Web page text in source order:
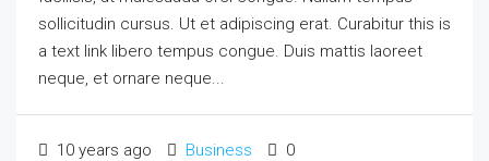
sollicitudin cursus. Ut et adipiscing erat. Curabitur this is
a text link libero tempus congue. Duis mattis laoreet
neque, et ornare neque...
10 years ago Business 0